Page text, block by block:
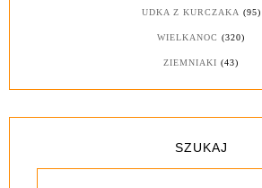
UDKA Z KURCZAKA (95)
WIELKANOC (320)
ZIEMNIAKI (43)
SZUKAJ